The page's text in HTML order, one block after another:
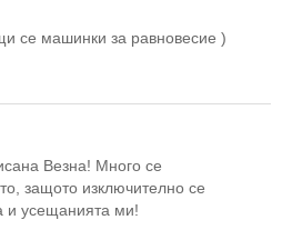
се машинки за равновесие )
Везна! Много се
защото изключително се
и усещанията ми!